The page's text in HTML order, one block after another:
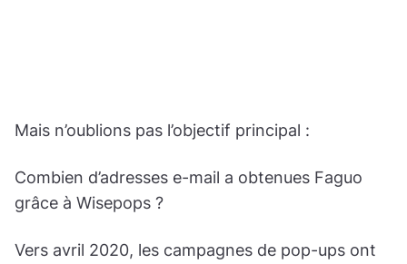
Mais n’oublions pas l’objectif principal :
Combien d’adresses e-mail a obtenues Faguo
grâce à Wisepops ?
Vers avril 2020, les campagnes de pop-ups ont